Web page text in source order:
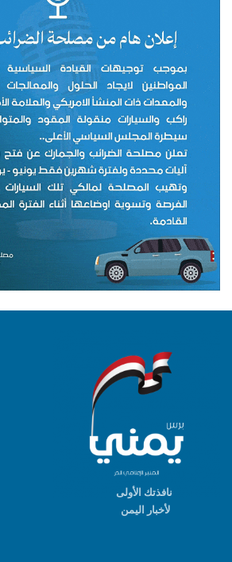
نافذتك الأولى
لأخبار اليمن